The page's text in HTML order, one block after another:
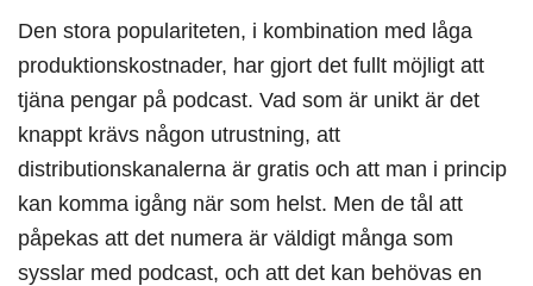
Den stora populariteten, i kombination med låga
produktionskostnader, har gjort det fullt möjligt att
tjäna pengar på podcast. Vad som är unikt är det
knappt krävs någon utrustning, att
distributionskanalerna är gratis och att man i princip
kan komma igång när som helst. Men de tål att
påpekas att det numera är väldigt många som
sysslar med podcast, och att det kan behövas en